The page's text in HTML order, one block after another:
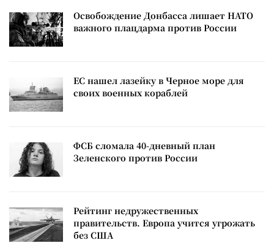
Освобождение Донбасса лишает НАТО
важного плацдарма против России
ЕС нашел лазейку в Черное море для
своих военных кораблей
ФСБ сломала 40-дневный план
Зеленского против России
Рейтинг недружественных
правительств. Европа учится угрожать
без США